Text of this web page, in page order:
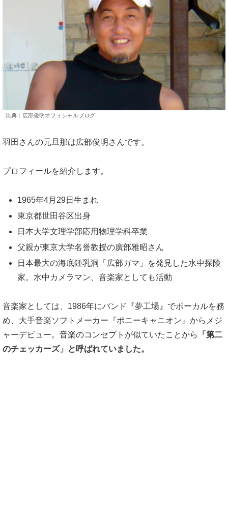
出典：広部俊明オフィシャルブログ
羽田さんの元旦那は広部俊明さんです。
プロフィールを紹介します。
1965年4月29日生まれ
東京都世田谷区出身
日本大学文理学部応用物理学科卒業
父親が東京大学名誉教授の廣部雅昭さん
日本最大の海底鍾乳洞「広部ガマ」を発見した水中探険
家。水中カメラマン、音楽家としても活動
音楽家としては、1986年にバンド『夢工場』でボーカルを務
め、大手音楽ソフトメーカー『ポニーキャニオン』からメジ
ャーデビュー。音楽のコンセプトが似ていたことから
「第二
のチェッカーズ」と呼ばれていました。